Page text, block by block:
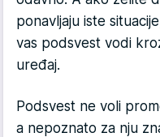
ponavljaju iste
vas podsvest vodi
uređaj.
Podsvest ne voli
a nepoznato za nju